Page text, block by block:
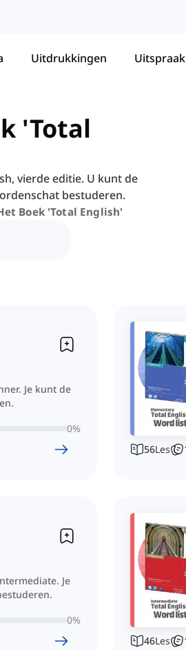
Uitdrukkingen Uitspraak
'Total
vierde editie. U kunt de
bestuderen.
Boek 'total English'
Je kunt de
0%
56Les
Je
0%
46Les